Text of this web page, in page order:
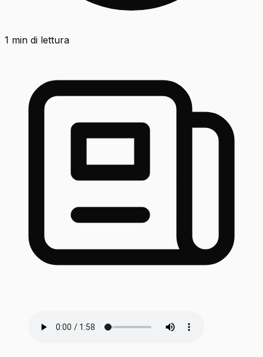
1 min di lettura